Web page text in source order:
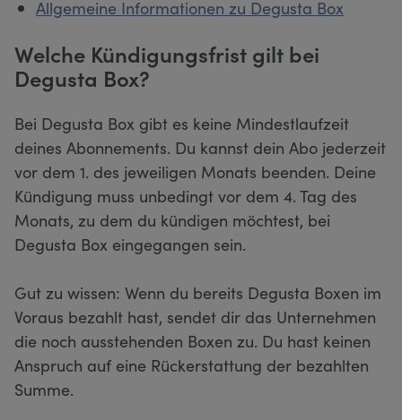
Allgemeine Informationen zu Degusta Box
Welche Kündigungsfrist gilt bei
Degusta Box?
Bei Degusta Box gibt es keine Mindestlaufzeit
deines Abonnements. Du kannst dein Abo jederzeit
vor dem 1. des jeweiligen Monats beenden. Deine
Kündigung muss unbedingt vor dem 4. Tag des
Monats, zu dem du kündigen möchtest, bei
Degusta Box eingegangen sein.
Gut zu wissen: Wenn du bereits Degusta Boxen im
Voraus bezahlt hast, sendet dir das Unternehmen
die noch ausstehenden Boxen zu. Du hast keinen
Anspruch auf eine Rückerstattung der bezahlten
Summe.